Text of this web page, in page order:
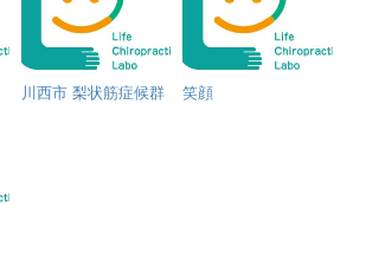
川西市 梨状筋症候群 笑顔